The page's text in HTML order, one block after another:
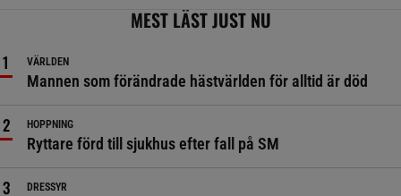
MEST LÄST JUST NU
VÄRLDEN
Mannen som förändrade hästvärlden för alltid är död
HOPPNING
Ryttare förd till sjukhus efter fall på SM
DRESSYR